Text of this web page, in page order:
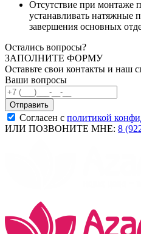
Отсутствие при монтаже
устанавливать натяжные
завершения основных
Остались вопросы?
ЗАПОЛНИТЕ ФОРМУ
Оставьте свои контакты и наш
Ваши вопросы
Согласен с политикой
ИЛИ ПОЗВОНИТЕ МНЕ: 8